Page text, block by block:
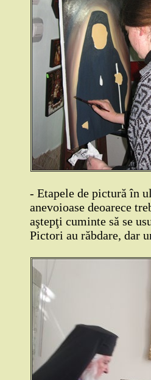
- Etapele de pictură în
anevoioase deoarece
aştepţi cuminte să se
Pictori au răbdare, dar